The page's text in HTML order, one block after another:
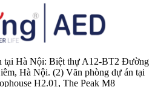
tại Hà Nội: Biệt thự A12-BT2 Đường
Hà Nội. (2) Văn phòng dự án tại
H2.01, The Peak M8